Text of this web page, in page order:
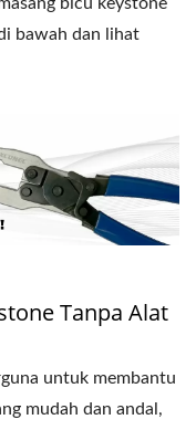
bawah dan lihat
Tanpa Alat
untuk membantu
mudah dan andal,